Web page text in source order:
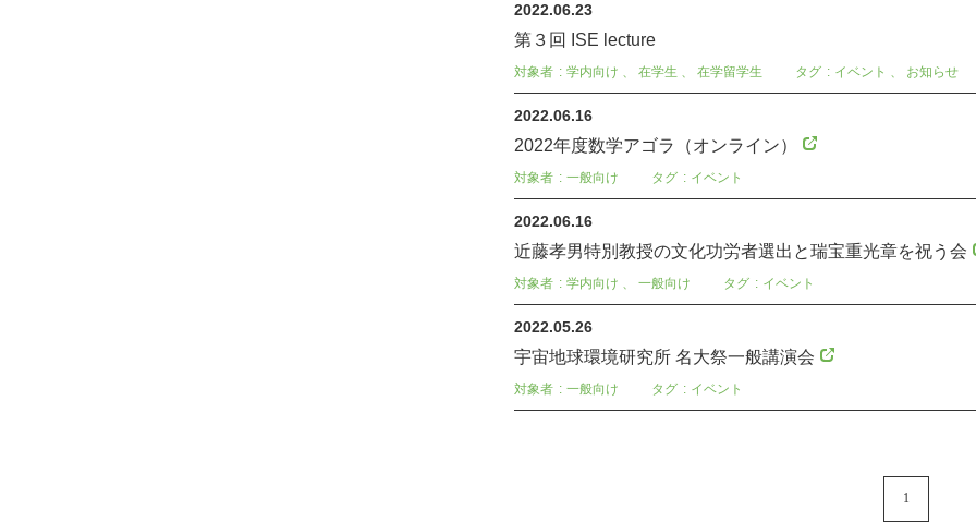
2022.06.23
第３回 ISE lecture
対象者 学内向け 、 在学生 、 在学留学生 タグ イベント 、 お知らせ
2022.06.16
2022年度数学アゴラ（オンライン）
対象者 一般向け タグ イベント
2022.06.16
近藤孝男特別教授の文化功労者選出と瑞宝重光章を祝う会
対象者 学内向け 、 一般向け タグ イベント
2022.05.26
宇宙地球環境研究所 名大祭一般講演会
対象者 一般向け タグ イベント
1